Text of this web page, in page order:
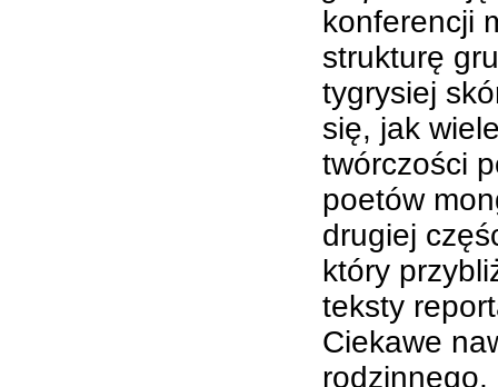
konferencji
strukturę
tygrysiej
się, jak
twórczości
poetów
drugiej
który
teksty
Ciekawe
rodzinnego,